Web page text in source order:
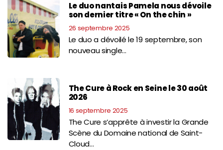
Le duo nantais Pamela nous dévoile
son dernier titre « On the chin »
26 septembre 2025
Le duo a dévoilé le 19 septembre, son
nouveau single…
The Cure à Rock en Seine le 30 août
2026
16 septembre 2025
The Cure s’apprête à investir la Grande
Scène du Domaine national de Saint-
Cloud…